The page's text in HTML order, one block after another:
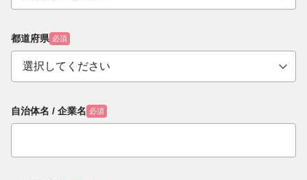
都道府県 必須
自治体名 / 企業名 必須